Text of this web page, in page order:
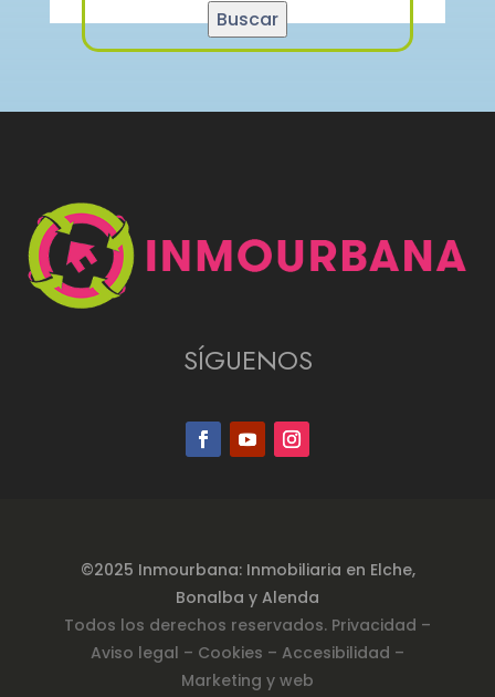
Buscar
SÍGUENOS
©2025 Inmourbana: Inmobiliaria en Elche,
Bonalba y Alenda
Todos los derechos reservados. Privacidad –
Aviso legal – Cookies – Accesibilidad –
Marketing y web